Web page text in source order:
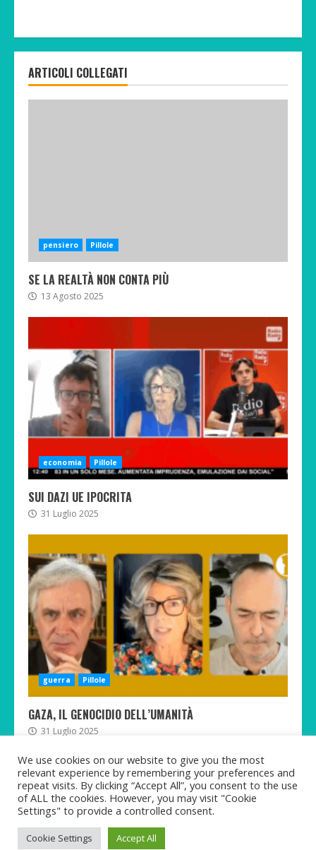
ARTICOLI COLLEGATI
pensiero Pillole
SE LA REALTÀ NON CONTA PIÙ
13 Agosto 2025
economia Pillole
SUI DAZI UE IPOCRITA
31 Luglio 2025
guerra Pillole
GAZA, IL GENOCIDIO DELL’UMANITÀ
31 Luglio 2025
TwitterTelegramFacebookInstagram
RumbleTikTok
Copyright © Martina Pastorelli 2021-2025 All rights
We use cookies on our website to give you the most
relevant experience by remembering your preferences and
repeat visits. By clicking “Accept All”, you consent to the use
of ALL the cookies. However, you may visit "Cookie
Settings" to provide a controlled consent.
Cookie Settings Accept All